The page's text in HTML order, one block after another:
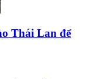
Thái Lan để